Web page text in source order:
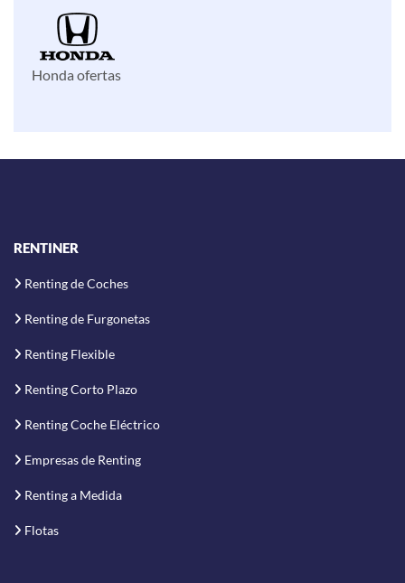
Honda ofertas
RENTINER
Renting de Coches
Renting de Furgonetas
Renting Flexible
Renting Corto Plazo
Renting Coche Eléctrico
Empresas de Renting
Renting a Medida
Flotas